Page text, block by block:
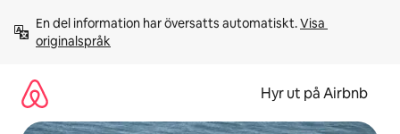
innehåll
En del information har översatts automatiskt. Visa
originalspråk
Hyr ut på Airbnb